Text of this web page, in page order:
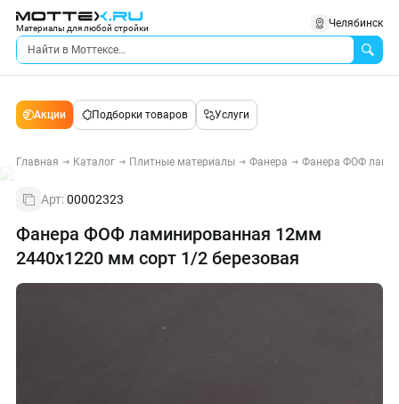
Материалы для любой стройки Челябинск
Акции Подборки товаров Услуги
Главная Каталог Плитные материалы Фанера Фанера ФОФ
Арт:00002323
Фанера ФОФ ламинированная 12мм
2440х1220 мм сорт 1/2 березовая